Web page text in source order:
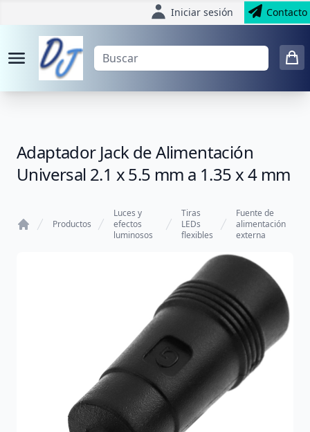
Iniciar sesión Contacto
Adaptador Jack de Alimentación
Universal 2.1 x 5.5 mm a 1.35 x 4 mm
Productos
Luces y
efectos
luminosos
Tiras
LEDs
flexibles
Fuente de
alimentación
externa